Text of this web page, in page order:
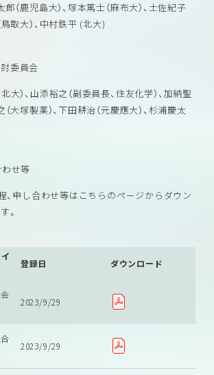
郎（鹿児島大）、塚本篤士（麻布大）、土佐紀子
鳥取大）、中村鉄平 (北大)
委員会
大）、山添裕之（副委員長、住友化学）、加納聖
（大塚製薬）、下田耕治（元慶應大）、杉浦慶太
わせ等
、申し合わせ等はこちらのページからダウン
。
登録日 ダウンロード
2023/9/29
2023/9/29